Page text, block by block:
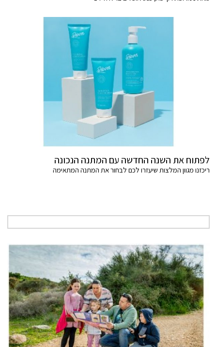
לפתוח את השנה החדשה עם המתנה הנכונה
ריכזנו מגוון המלצות שיעזרו לכם לבחור את המתנה המתאימה